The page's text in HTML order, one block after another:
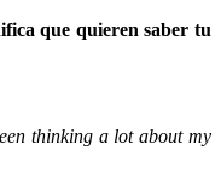
que quieren saber tu
thinking a lot about my